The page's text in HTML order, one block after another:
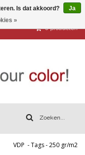
0 producten
VDP -Tags-250 gr/m2
Is dat akkoord?
Ja
»